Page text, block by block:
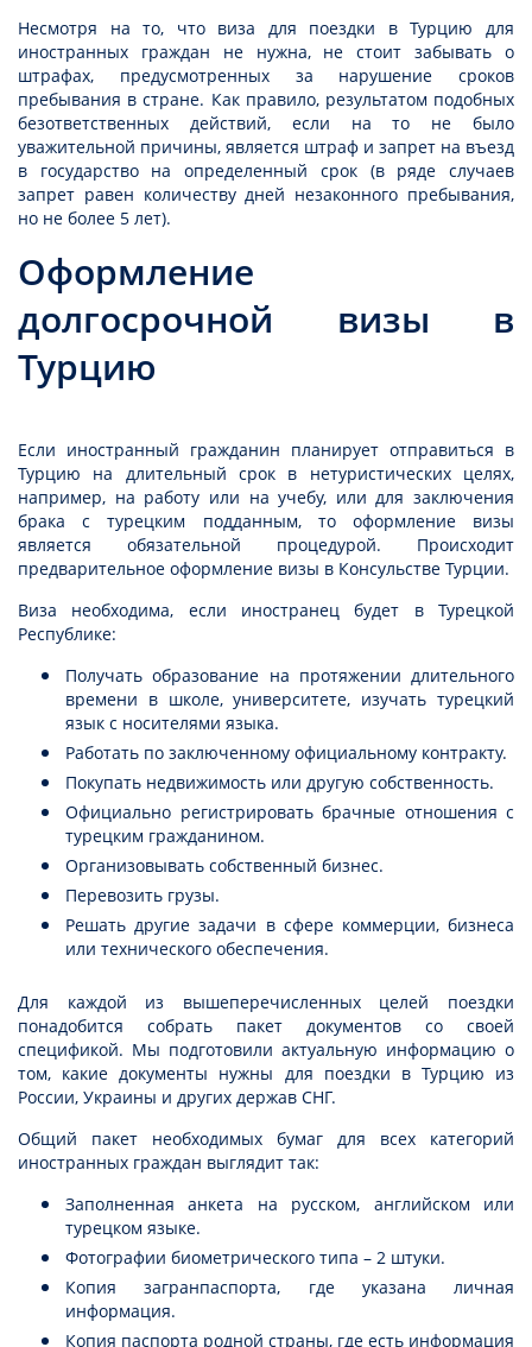
Несмотря на то, что виза для поездки в Турцию для
иностранных граждан не нужна, не стоит забывать о
штрафах, предусмотренных за нарушение сроков
пребывания в стране. Как правило, результатом подобных
безответственных действий, если на то не было
уважительной причины, является штраф и запрет на въезд
в государство на определенный срок (в ряде случаев
запрет равен количеству дней незаконного пребывания,
но не более 5 лет).
Оформление
долгосрочной визы в
Турцию
Если иностранный гражданин планирует отправиться в
Турцию на длительный срок в нетуристических целях,
например, на работу или на учебу, или для заключения
брака с турецким подданным, то оформление визы
является обязательной процедурой. Происходит
предварительное оформление визы в Консульстве Турции.
Виза необходима, если иностранец будет в Турецкой
Республике:
Получать образование на протяжении длительного
времени в школе, университете, изучать турецкий
язык с носителями языка.
Работать по заключенному официальному контракту.
Покупать недвижимость или другую собственность.
Официально регистрировать брачные отношения с
турецким гражданином.
Организовывать собственный бизнес.
Перевозить грузы.
Решать другие задачи в сфере коммерции, бизнеса
или технического обеспечения.
Для каждой из вышеперечисленных целей поездки
понадобится собрать пакет документов со своей
спецификой. Мы подготовили актуальную информацию о
том, какие документы нужны для поездки в Турцию из
России, Украины и других держав СНГ.
Общий пакет необходимых бумаг для всех категорий
иностранных граждан выглядит так:
Заполненная анкета на русском, английском или
турецком языке.
Фотографии биометрического типа – 2 штуки.
Копия загранпаспорта, где указана личная
информация.
Копия паспорта родной страны, где есть информация